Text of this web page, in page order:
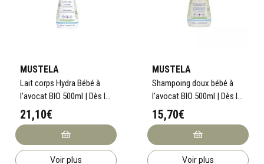
MUSTELA
Lait corps Hydra Bébé à
l'avocat BIO 500ml | Dès la
naissance
21,10€
Voir plus
MUSTELA
Shampoing doux bébé à
l'avocat BIO 500ml | Dès la
naissance
15,70€
Voir plus